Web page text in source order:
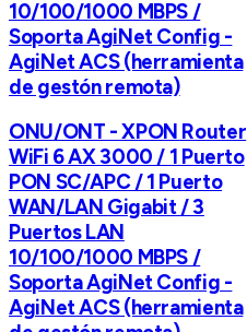
10/100/1000 MBPS /
Soporta AgiNet Config -
AgiNet ACS (herramienta
de gestón remota)
ONU/ONT - XPON Router
WiFi 6 AX 3000 / 1 Puerto
PON SC/APC / 1 Puerto
WAN/LAN Gigabit / 3
Puertos LAN
10/100/1000 MBPS /
Soporta AgiNet Config -
AgiNet ACS (herramienta